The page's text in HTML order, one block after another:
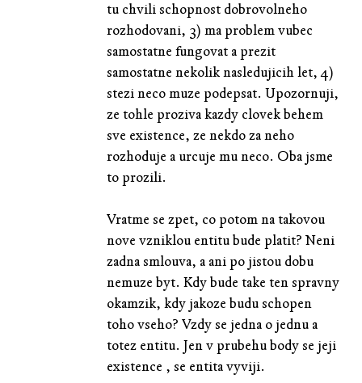
tu chvili schopnost dobrovolneho
rozhodovani, 3) ma problem vubec
samostatne fungovat a prezit
samostatne nekolik nasledujicih let, 4)
stezi neco muze podepsat. Upozornuji,
ze tohle proziva kazdy clovek behem
sve existence, ze nekdo za neho
rozhoduje a urcuje mu neco. Oba jsme
to prozili.
Vratme se zpet, co potom na takovou
nove vzniklou entitu bude platit? Neni
zadna smlouva, a ani po jistou dobu
nemuze byt. Kdy bude take ten spravny
okamzik, kdy jakoze budu schopen
toho vseho? Vzdy se jedna o jednu a
totez entitu. Jen v prubehu body se jeji
existence , se entita vyviji.